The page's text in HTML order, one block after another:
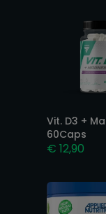
Vit. D3 +
60Caps
€ 12,90